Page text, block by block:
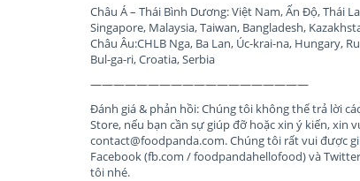
Châu Á – Thái Bình Dương: Việt Nam, Ấn Độ, Thái
Singapore, Malaysia, Taiwan, Bangladesh,
Châu Âu:CHLB Nga, Ba Lan, Úc-krai-na, Hungary,
Bul-ga-ri, Croatia, Serbia
———————————————————
Đánh giá & phản hồi: Chúng tôi không thể trả lời
Store, nếu bạn cần sự giúp đỡ hoặc xin ý kiến, xin
contact@foodpanda.com. Chúng tôi rất vui được
Facebook (fb.com / foodpandahellofood) và
tôi nhé.